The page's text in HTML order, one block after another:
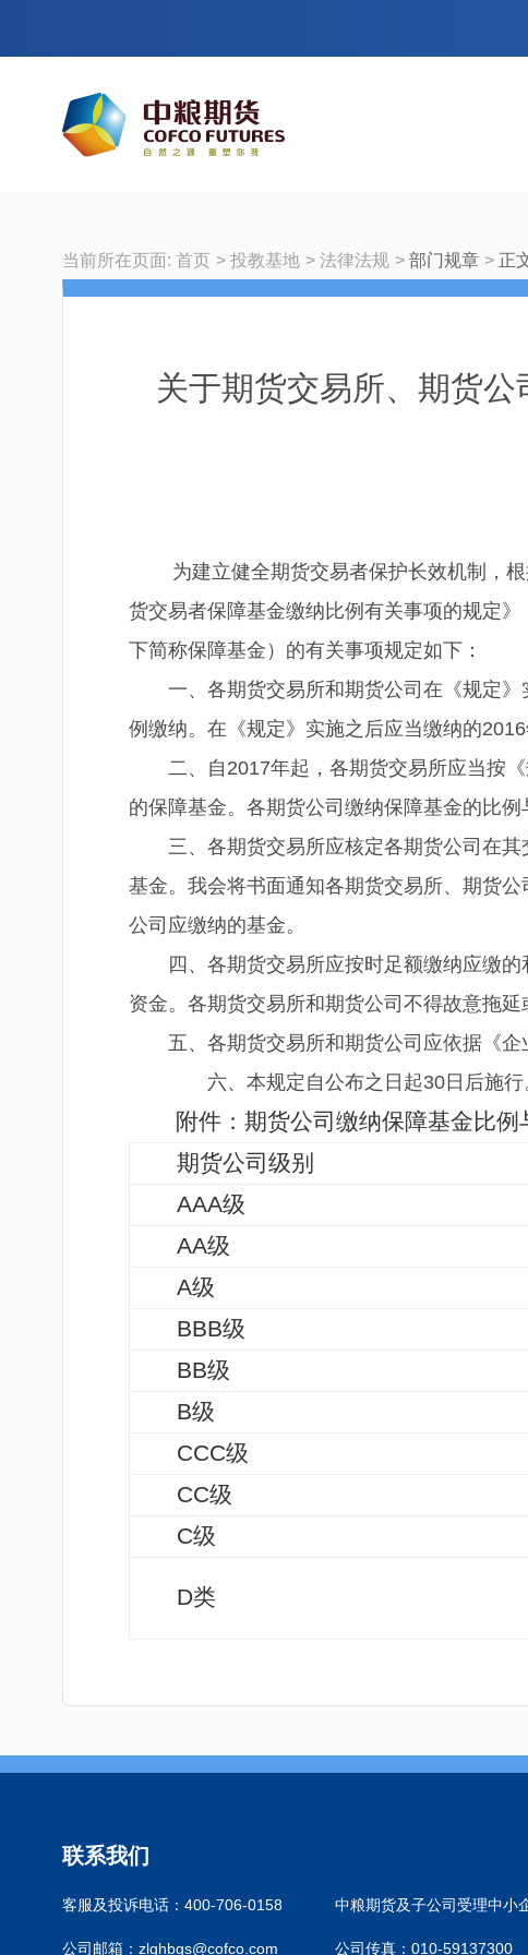
当前所在页面: 首页 投教基地 法律法规 部门规章 正
关于期货交易所、期货
为建立健全期货交易者保护长效机制，根
货交易者保障基金缴纳比例有关事项的规定
下简称保障基金）的有关事项规定如下：
一、各期货交易所和期货公司在《规定》
例缴纳。在《规定》实施之后应当缴纳的
二、自2017年起，各期货交易所应当按《
的保障基金。各期货公司缴纳保障基金的比
三、各期货交易所应核定各期货公司在其
基金。我会将书面通知各期货交易所、期货
公司应缴纳的基金。
四、各期货交易所应按时足额缴纳应缴的
资金。各期货交易所和期货公司不得故意拖延
五、各期货交易所和期货公司应依据《企
六、本规定自公布之日起30日后施行
附件：期货公司缴纳保障基金比
期货公司级别
AAA级
AA级
A级
BBB级
BB级
B级
CCC级
CC级
C级
D类
联系我们
客服及投诉电话：400-706-0158 中粮期货及子公司受理中小
公司邮箱：zlqhbgs@cofco.com 公司传真：010-59137300